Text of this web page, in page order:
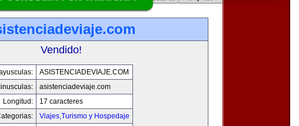
Vendido!
ASISTENCIADEVIAJE.COM
asistenciadeviaje.com
Longitud:
17 caracteres
Viajes,Turismo y Hospedaje